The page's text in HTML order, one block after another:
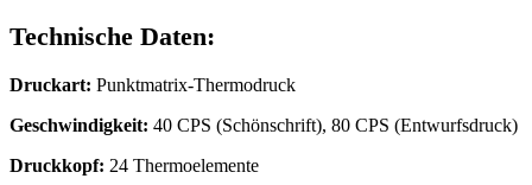
Technische Daten:
Druckart: Punktmatrix-Thermodruck
Geschwindigkeit: 40 CPS (Schönschrift), 80 CPS (Entwurfsdruck)
Druckkopf: 24 Thermoelemente